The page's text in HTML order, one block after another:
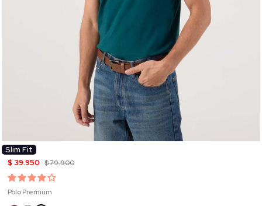
Slim Fit
$ 39.950 $ 79.900
Polo Premium